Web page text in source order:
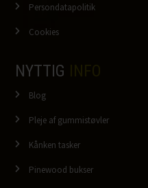
Persondatapolitik
Cookies
NYTTIG
Blog
Pleje af gummistøvler
Kånken tasker
Pinewood bukser